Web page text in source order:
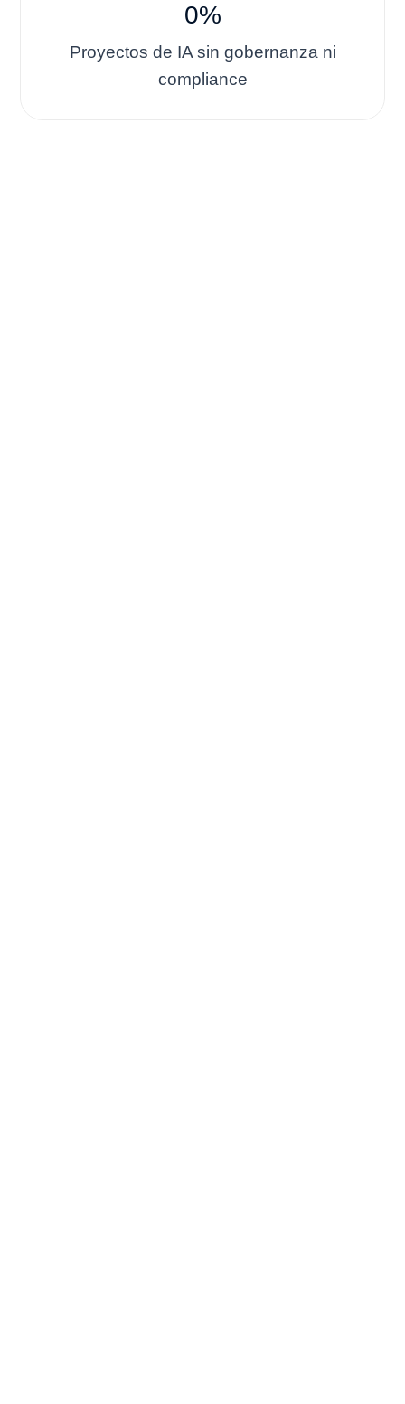
0%
Proyectos de IA sin gobernanza ni
compliance